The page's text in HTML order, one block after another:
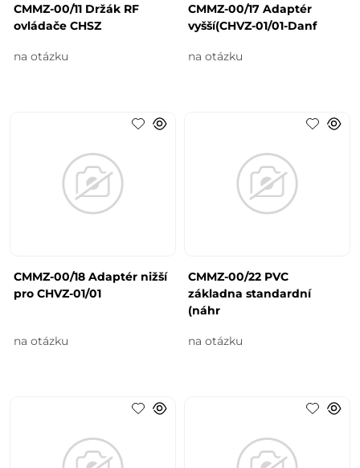
CMMZ-00/11 Držák RF
ovládače CHSZ
na otázku
CMMZ-00/17 Adaptér
vyšší(CHVZ-01/01-Danf
na otázku
CMMZ-00/18 Adaptér nižší
pro CHVZ-01/01
na otázku
CMMZ-00/22 PVC
základna standardní
(náhr
na otázku